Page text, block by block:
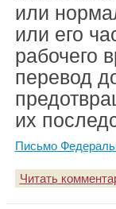
или
или его
рабочего
перевод
их
Письмо
Читать